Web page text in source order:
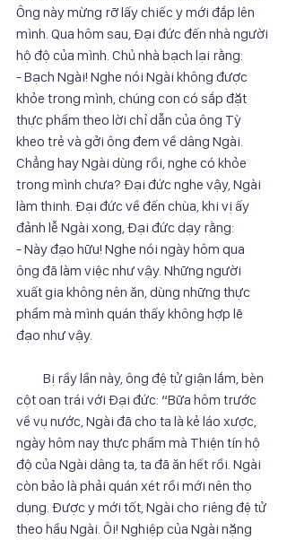
Ông này mừng rỡ lấy chiếc y mới đắp lên
mình. Qua hôm sau, Đại đức đến nhà người
hộ độ của mình. Chủ nhà bạch lại rằng:
- Bạch Ngài! Nghe nói Ngài không được
khỏe trong mình, chúng con có sắp đặt
thực phẩm theo lời chỉ dẫn của ông Tỳ
kheo trẻ và gởi ông đem về dâng Ngài.
Chẳng hay Ngài dùng rồi, nghe có khỏe
trong mình chưa? Đại đức nghe vậy, Ngài
làm thinh. Đại đức về đến chùa, khi vị ấy
đảnh lễ Ngài xong, Đại đức dạy rằng:
- Này đạo hữu! Nghe nói ngày hôm qua
ông đã làm việc như vậy. Những người
xuất gia không nên ăn, dùng những thực
phẩm mà mình quán thấy không hợp lẽ
đạo như vậy.
cột oan trái với Đại đức: “Bữa hôm trước
về vụ nước, Ngài đã cho ta là kẻ láo xược,
ngày hôm nay thực phẩm mà Thiện tín hộ
độ của Ngài dâng ta, ta đã ăn hết rồi. Ngài
còn bảo là phải quán xét rồi mới nên thọ
dụng. Được y mới tốt, Ngài cho riêng đệ tử
theo hầu Ngài. Ôi! Nghiệp của Ngài nặng